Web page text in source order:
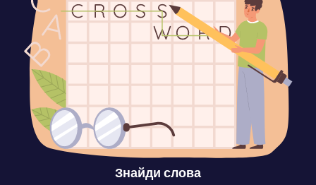
Знайди слова